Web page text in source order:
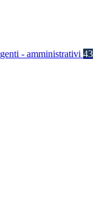
- amministrativi 43